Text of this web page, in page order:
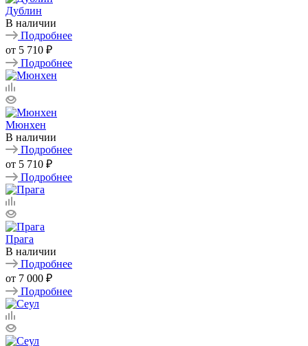
Дублин
В наличии
Подробнее
от 5 710 ₽
Подробнее
Мюнхен
В наличии
Подробнее
от 5 710 ₽
Подробнее
Прага
В наличии
Подробнее
от 7 000 ₽
Подробнее